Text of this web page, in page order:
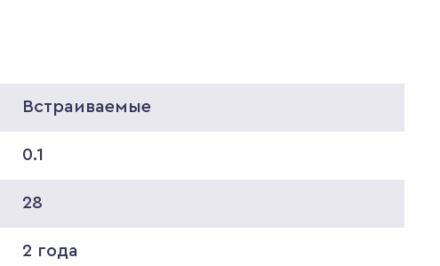
Встраиваемые
0.1
28
2 года